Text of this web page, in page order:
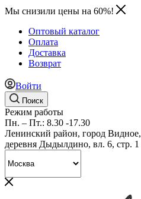
Мы снизили цены на 60%!
Оптовый каталог
Оплата
Доставка
Возврат
Войти
Поиск
Режим работы
Пн. – Пт.: 8.30 -17.30
Ленинский район, город Видное,
деревня Дыдылдино, вл. 6, стр. 1